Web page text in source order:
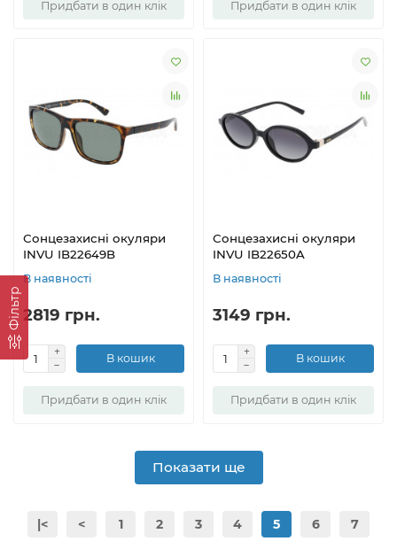
Придбати в один клік Придбати в один клік
Сонцезахисні окуляри
INVU IB22649B
В наявності
2819 грн.
В кошик
Придбати в один клік
Сонцезахисні окуляри
INVU IB22650A
В наявності
3149 грн.
В кошик
Придбати в один клік
Показати ще
|< < 1 2 3 4 5 6 7
Фільтр